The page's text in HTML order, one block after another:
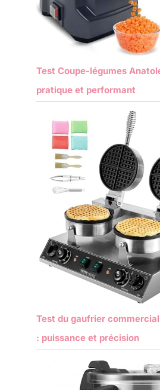
Test Coupe-légumes
pratique et performant
Test du gaufrier
: puissance et précision